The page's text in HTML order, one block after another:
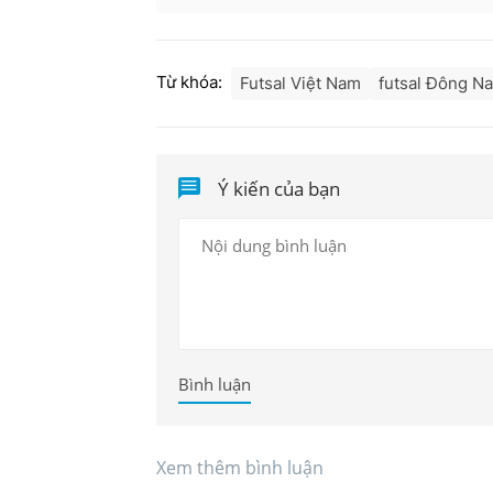
Từ khóa: Futsal Việt Nam futsal Đông
Ý kiến của bạn
Bình luận
Xem thêm bình luận